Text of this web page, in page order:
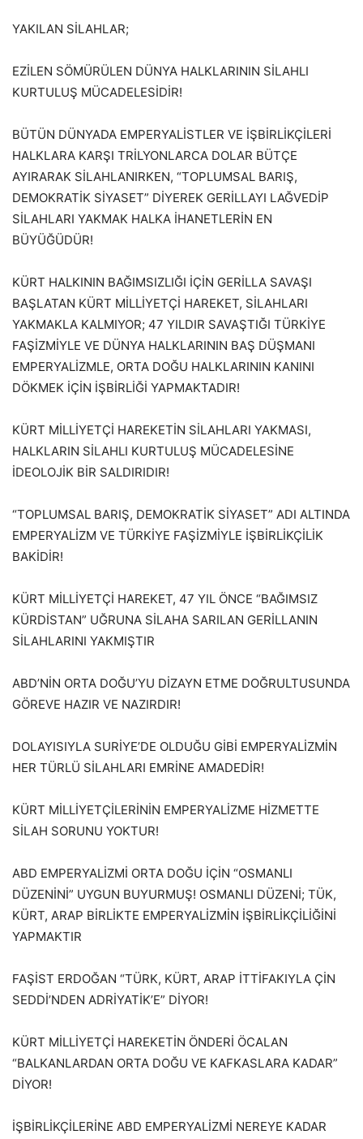
YAKILAN SİLAHLAR;
EZİLEN SÖMÜRÜLEN DÜNYA HALKLARININ SİLAHLI
KURTULUŞ MÜCADELESİDİR!
BÜTÜN DÜNYADA EMPERYALİSTLER VE İŞBİRLİKÇİLERİ
HALKLARA KARŞI TRİLYONLARCA DOLAR BÜTÇE
AYIRARAK SİLAHLANIRKEN, “TOPLUMSAL BARIŞ,
DEMOKRATİK SİYASET” DİYEREK GERİLLAYI LAĞVEDİP
SİLAHLARI YAKMAK HALKA İHANETLERİN EN
BÜYÜĞÜDÜR!
KÜRT HALKININ BAĞIMSIZLIĞI İÇİN GERİLLA SAVAŞI
BAŞLATAN KÜRT MİLLİYETÇİ HAREKET, SİLAHLARI
YAKMAKLA KALMIYOR; 47 YILDIR SAVAŞTIĞI TÜRKİYE
FAŞİZMİYLE VE DÜNYA HALKLARININ BAŞ DÜŞMANI
EMPERYALİZMLE, ORTA DOĞU HALKLARININ KANINI
DÖKMEK İÇİN İŞBİRLİĞİ YAPMAKTADIR!
KÜRT MİLLİYETÇİ HAREKETİN SİLAHLARI YAKMASI,
HALKLARIN SİLAHLI KURTULUŞ MÜCADELESİNE
İDEOLOJİK BİR SALDIRIDIR!
“TOPLUMSAL BARIŞ, DEMOKRATİK SİYASET” ADI ALTINDA
EMPERYALİZM VE TÜRKİYE FAŞİZMİYLE İŞBİRLİKÇİLİK
BAKİDİR!
KÜRT MİLLİYETÇİ HAREKET, 47 YIL ÖNCE “BAĞIMSIZ
KÜRDİSTAN” UĞRUNA SİLAHA SARILAN GERİLLANIN
SİLAHLARINI YAKMIŞTIR
ABD’NİN ORTA DOĞU’YU DİZAYN ETME DOĞRULTUSUNDA
GÖREVE HAZIR VE NAZIRDIR!
DOLAYISIYLA SURİYE’DE OLDUĞU GİBİ EMPERYALİZMİN
HER TÜRLÜ SİLAHLARI EMRİNE AMADEDİR!
KÜRT MİLLİYETÇİLERİNİN EMPERYALİZME HİZMETTE
SİLAH SORUNU YOKTUR!
ABD EMPERYALİZMİ ORTA DOĞU İÇİN “OSMANLI
DÜZENİNİ” UYGUN BUYURMUŞ! OSMANLI DÜZENİ; TÜK,
KÜRT, ARAP BİRLİKTE EMPERYALİZMİN İŞBİRLİKÇİLİĞİNİ
YAPMAKTIR
FAŞİST ERDOĞAN “TÜRK, KÜRT, ARAP İTTİFAKIYLA ÇİN
SEDDİ’NDEN ADRİYATİK’E” DİYOR!
KÜRT MİLLİYETÇİ HAREKETİN ÖNDERİ ÖCALAN
“BALKANLARDAN ORTA DOĞU VE KAFKASLARA KADAR”
DİYOR!
İŞBİRLİKÇİLERİNE ABD EMPERYALİZMİ NEREYE KADAR